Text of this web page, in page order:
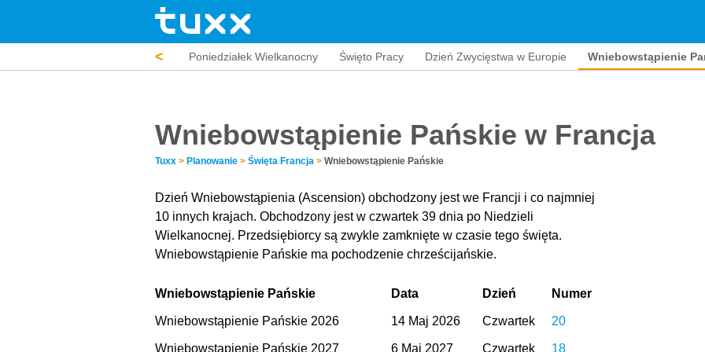
<
Nowy Rok Poniedziałek Wielkanocny Święto Pracy Dzień Zwycięstwa w Europie Wniebowstąpienie
Wniebowstąpienie Pańskie w Francja
Tuxx > Planowanie > Święta Francja > Wniebowstąpienie Pańskie
Dzień Wniebowstąpienia (Ascension) obchodzony jest we Francji i co najmniej
10 innych krajach. Obchodzony jest w czwartek 39 dnia po Niedzieli
Wielkanocnej. Przedsiębiorcy są zwykle zamknięte w czasie tego święta.
Wniebowstąpienie Pańskie ma pochodzenie chrześcijańskie.
Wniebowstąpienie Pańskie Data Dzień Numer
Wniebowstąpienie Pańskie 2026 14 Maj 2026 Czwartek 20
Wniebowstąpienie Pańskie 2027 6 Maj 2027 Czwartek 18